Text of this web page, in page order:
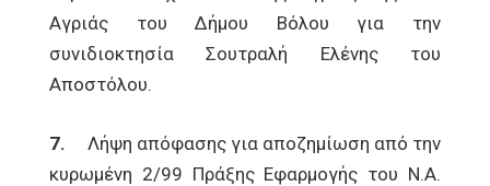
Αγριάς του Δήμου Βόλου για την
συνιδιοκτησία Σουτραλή Ελένης του
Αποστόλου.
7.
Λήψη απόφασης για αποζημίωση από την
κυρωμένη 2/99 Πράξης Εφαρμογής του N.A.